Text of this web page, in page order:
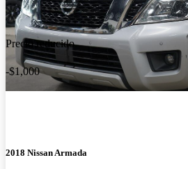
Precio reducido
-$1,000
2018 Nissan Armada